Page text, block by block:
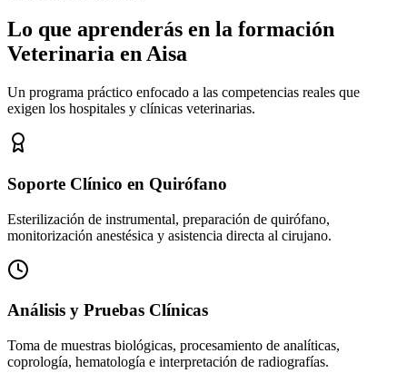
Lo que aprenderás en la formación
Veterinaria en Aisa
Un programa práctico enfocado a las competencias reales que
exigen los hospitales y clínicas veterinarias.
Soporte Clínico en Quirófano
Esterilización de instrumental, preparación de quirófano,
monitorización anestésica y asistencia directa al cirujano.
Análisis y Pruebas Clínicas
Toma de muestras biológicas, procesamiento de analíticas,
coprología, hematología e interpretación de radiografías.